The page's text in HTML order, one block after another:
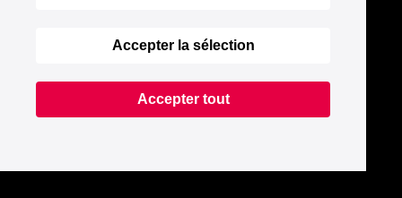
Accepter la sélection
Accepter tout